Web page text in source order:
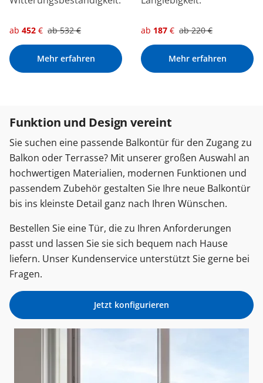
ab 452 € ab532€
Mehr erfahren
ab 187 € ab220€
Mehr erfahren
Funktion und Design vereint
Sie suchen eine passende Balkontür für den Zugang zu
Balkon oder Terrasse? Mit unserer großen Auswahl an
hochwertigen Materialien, modernen Funktionen und
passendem Zubehör gestalten Sie Ihre neue Balkontür
bis ins kleinste Detail ganz nach Ihren Wünschen.
Bestellen Sie eine Tür, die zu Ihren Anforderungen
passt und lassen Sie sie sich bequem nach Hause
liefern. Unser Kundenservice unterstützt Sie gerne bei
Fragen.
Jetzt konfigurieren